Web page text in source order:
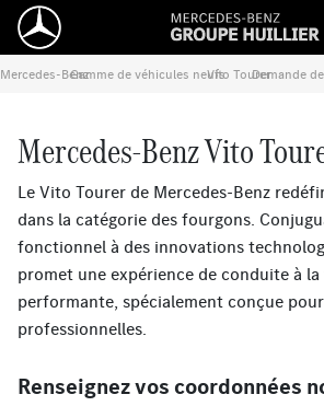
Mercedes-Benz
›
Gamme de véhicules neufs
›
Vito Tourer
›
Demande
Mercedes-Benz Vito
Le Vito Tourer de Mercedes-Benz
dans la catégorie des fourgons.
fonctionnel à des innovations
promet une expérience de conduite à
performante, spécialement conçue
professionnelles.
Renseignez vos coordonnées